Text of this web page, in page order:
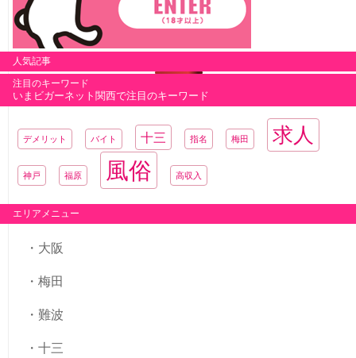
人気記事
注目のキーワード
いまビガーネット関西で注目のキーワード
デメリット バイト 十三 指名 梅田 求人
神戸 福原 風俗 高収入
エリアメニュー
大阪
梅田
難波
十三